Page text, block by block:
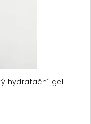
hydratační gel